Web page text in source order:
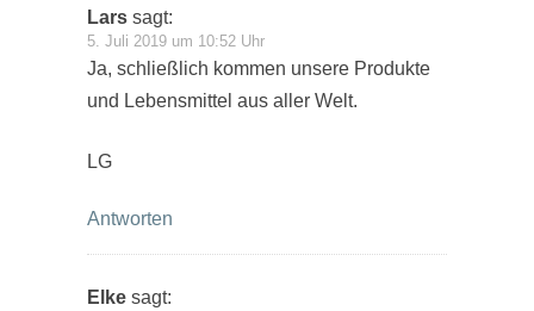
Lars sagt:
5. Juli 2019 um 10:52 Uhr
Ja, schließlich kommen unsere Produkte
und Lebensmittel aus aller Welt.
LG
Antworten
Elke sagt: